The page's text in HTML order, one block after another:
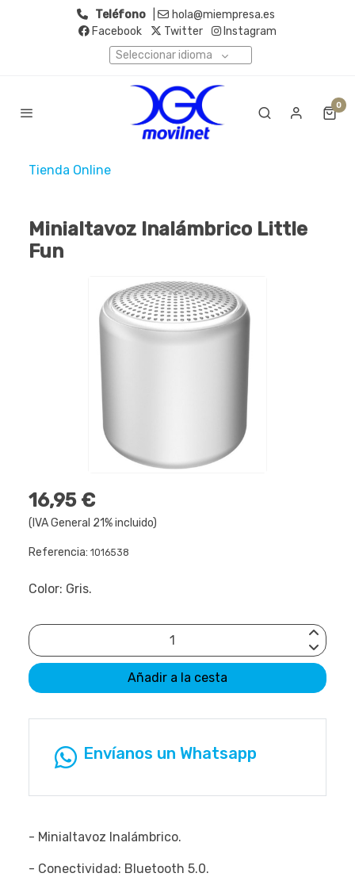
Teléfono
hola@miempresa.es
Facebook
Twitter
Instagram
Seleccionar idioma
0
Tienda Online
Minialtavoz Inalámbrico Little
Fun
16,95 €
(IVA General 21% incluido)
Referencia: 1016538
Color: Gris.
Añadir a la cesta
Envíanos un Whatsapp
- Minialtavoz Inalámbrico.
- Conectividad: Bluetooth 5.0.